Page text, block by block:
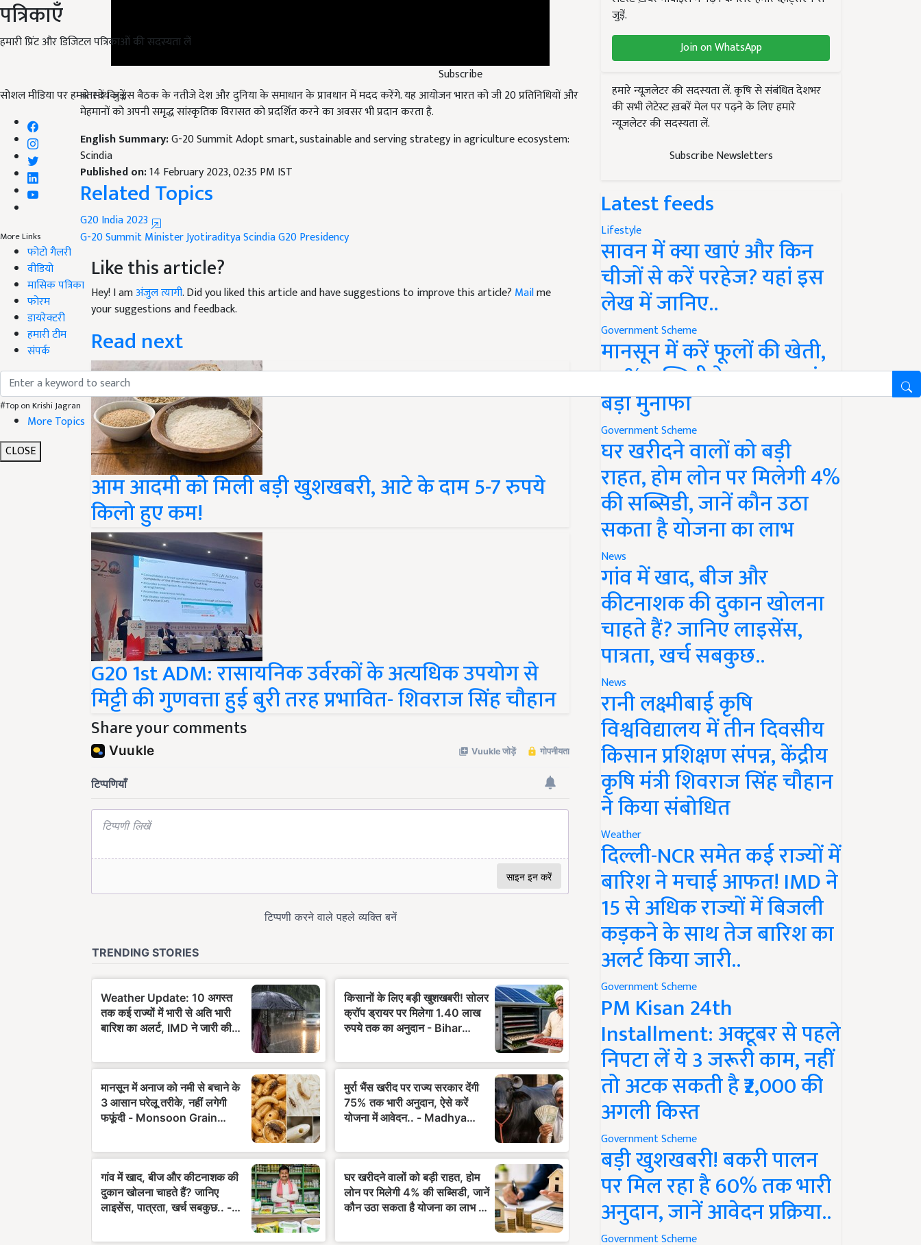
पत्रिकाएँ
हमारी प्रिंट और डिजिटल पत्रिकाओं की सदस्यता लें
Subscribe
सोशल मीडिया पर हमारे साथ जुड़ें:
More Links
फोटो गैलरी
वीडियो
मासिक पत्रिका
फोरम
डायरेक्टरी
हमारी टीम
संपर्क
#Top on Krishi Jagran
More Topics
CLOSE
बता दें कि इस बैठक के नतीजे देश और दुनिया के समाधान के प्रावधान में मदद करेंगे. यह आयोजन भारत को जी 20
मेहमानों को अपनी समृद्ध सांस्कृतिक विरासत को प्रदर्शित करने का अवसर भी प्रदान करता है.
English Summary:
G-20 Summit Adopt smart, sustainable and serving strategy in agriculture ecosystem:
Scindia
Published on:
Related Topics
G20 India 2023
G-20 SummitMinister Jyotiraditya Scindia
Like this article?
Hey! I amअंजुल त्यागी . Did you liked this article and have suggestions to improve this article?
your suggestions and feedback.
Read next
आम आदमी को मिली बड़ी खुशखबरी, आटे के दाम 5-7 रुपये
किलो हुए कम!
G20 1st ADM: रासायनिक उर्वरकों के अत्यधिक उपयोग से
मिट्टी की गुणवत्ता हुई बुरी तरह प्रभावित- शिवराज सिंह चौहान
Share your comments
जुड़ें.
Join on WhatsApp
हमारे न्यूज़लेटर की सदस्यता लें. कृषि से संबंधित देशभर
की सभी लेटेस्ट ख़बरें मेल पर पढ़ने के लिए हमारे
न्यूज़लेटर की सदस्यता लें.
Subscribe Newsletters
Latest feeds
Lifestyle
सावन में क्या खाएं और किन
चीजों से करें परहेज? यहां इस
लेख में जानिए..
Government Scheme
मानसून में करें फूलों की खेती,
50% सब्सिडी के साथ कमाएं
बड़ा मुनाफा
Government Scheme
घर खरीदने वालों को बड़ी
राहत, होम लोन पर मिलेगी 4%
की सब्सिडी, जानें कौन उठा
सकता है योजना का लाभ
News
गांव में खाद, बीज और
कीटनाशक की दुकान खोलना
चाहते हैं? जानिए लाइसेंस,
पात्रता, खर्च सबकुछ..
News
रानी लक्ष्मीबाई कृषि
विश्वविद्यालय में तीन दिवसीय
किसान प्रशिक्षण संपन्न, केंद्रीय
कृषि मंत्री शिवराज सिंह चौहान
ने किया संबोधित
Weather
दिल्ली-NCR समेत कई राज्यों में
बारिश ने मचाई आफत! IMD ने
15 से अधिक राज्यों में बिजली
कड़कने के साथ तेज बारिश का
अलर्ट किया जारी..
Government Scheme
PM Kisan 24th
Installment: अक्टूबर से पहले
निपटा लें ये 3 जरूरी काम, नहीं
तो अटक सकती है ₹2,000 की
अगली किस्त
Government Scheme
बड़ी खुशखबरी! बकरी पालन
पर मिल रहा है 60% तक भारी
अनुदान, जानें आवेदन प्रक्रिया..
Government Scheme